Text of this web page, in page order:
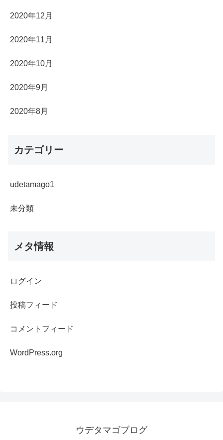
2020年12月
2020年11月
2020年10月
2020年9月
2020年8月
カテゴリー
udetamago1
未分類
メタ情報
ログイン
投稿フィード
コメントフィード
WordPress.org
ウデタマゴブログ